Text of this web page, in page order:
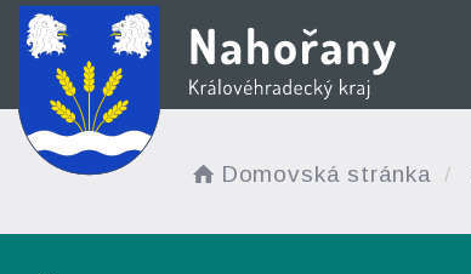
Domovská stránka